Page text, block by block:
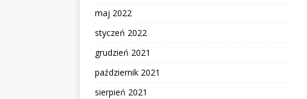
maj 2022
styczeń 2022
grudzień 2021
październik 2021
sierpień 2021